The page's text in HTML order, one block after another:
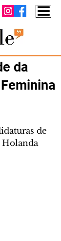
da
de
Holanda